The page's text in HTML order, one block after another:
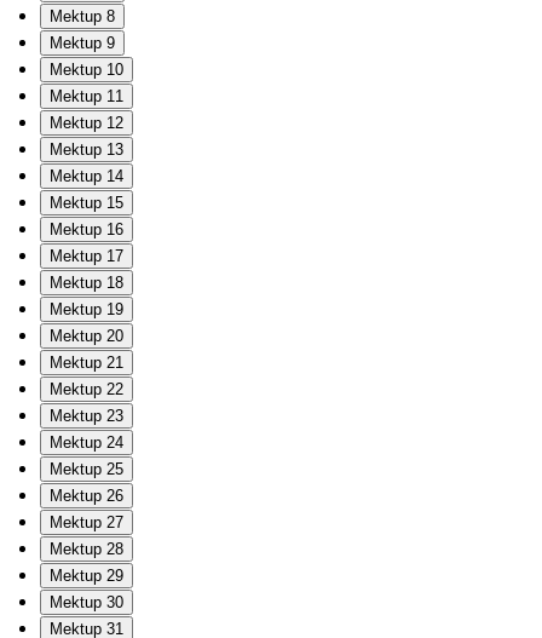
Mektup 8
Mektup 9
Mektup 10
Mektup 11
Mektup 12
Mektup 13
Mektup 14
Mektup 15
Mektup 16
Mektup 17
Mektup 18
Mektup 19
Mektup 20
Mektup 21
Mektup 22
Mektup 23
Mektup 24
Mektup 25
Mektup 26
Mektup 27
Mektup 28
Mektup 29
Mektup 30
Mektup 31